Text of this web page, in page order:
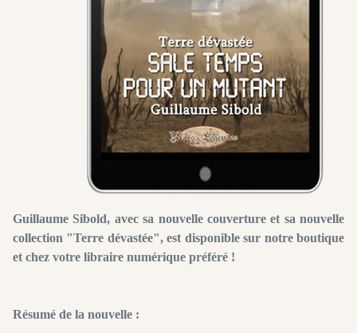
Guillaume Sibold, avec sa nouvelle couverture et sa nouvelle
collection "Terre dévastée", est disponible sur notre boutique
et chez votre libraire numérique préféré !
Résumé de la nouvelle :